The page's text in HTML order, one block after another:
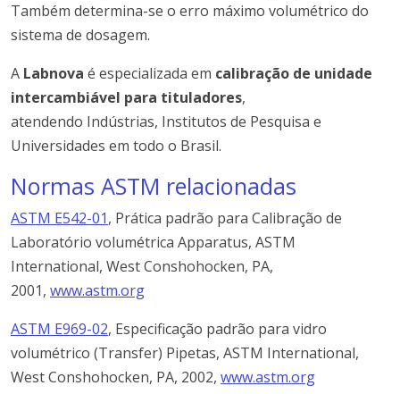
Também determina-se o erro máximo volumétrico do
sistema de dosagem.
A Labnova é especializada em calibração de unidade
intercambiável para tituladores,
atendendo Indústrias, Institutos de Pesquisa e
Universidades em todo o Brasil.
Normas ASTM relacionadas
ASTM E542-01, Prática padrão para Calibração de
Laboratório volumétrica Apparatus, ASTM
International, West Conshohocken, PA,
2001, www.astm.org
ASTM E969-02, Especificação padrão para vidro
volumétrico (Transfer) Pipetas, ASTM International,
West Conshohocken, PA, 2002, www.astm.org